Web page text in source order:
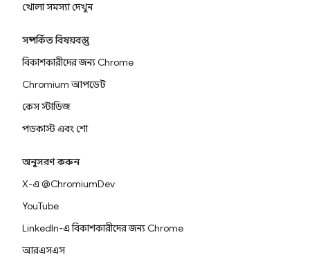
খোলা সমস্যা দেখুন
সম্পর্কিত বিষয়বস্তু
বিকাশকারীদের জন্য Chrome
Chromium আপডেট
কেস স্টাডিজ
পডকাস্ট এবং শো
অনুসরণ করুন
X-এ @ChromiumDev
YouTube
LinkedIn-এ বিকাশকারীদের জন্য Chrome
আরএসএস